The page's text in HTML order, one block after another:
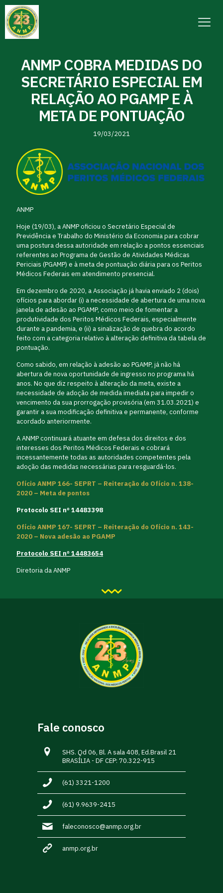
ANMP COBRA MEDIDAS DO
SECRETÁRIO ESPECIAL EM
RELAÇÃO AO PGAMP E À
META DE PONTUAÇÃO
19/03/2021
ANMP
Hoje (19/03), a ANMP oficiou o Secretário Especial de
Previdência e Trabalho do Ministério da Economia para cobrar
uma postura dessa autoridade em relação a pontos essenciais
referentes ao Programa de Gestão de Atividades Médicas
Periciais (PGAMP) e à meta de pontuação diária para os Peritos
Médicos Federais em atendimento presencial.
Em dezembro de 2020, a Associação já havia enviado 2 (dois)
ofícios para abordar (i) a necessidade de abertura de uma nova
janela de adesão ao PGAMP, como meio de fomentar a
produtividade dos Peritos Médicos Federais, especialmente
durante a pandemia, e (ii) a sinalização de quebra do acordo
feito com a categoria relativo à alteração definitiva da tabela de
pontuação.
Como sabido, em relação à adesão ao PGAMP, já não há
abertura de nova oportunidade de ingresso no programa há
anos. No que diz respeito à alteração da meta, existe a
necessidade de adoção de medida imediata para impedir o
vencimento da sua prorrogação provisória (em 31.03.2021) e
garantir a sua modificação definitiva e permanente, conforme
acordado anteriormente.
A ANMP continuará atuante em defesa dos direitos e dos
interesses dos Peritos Médicos Federais e cobrará
incessantemente todas as autoridades competentes pela
adoção das medidas necessárias para resguardá-los.
Ofício ANMP 166- SEPRT – Reiteração do Ofício n. 138-
2020 – Meta de pontos
Protocolo SEI nº 14483398
Ofício ANMP 167- SEPRT – Reiteração do Ofício n. 143-
2020 – Nova adesão ao PGAMP
Protocolo SEI nº 14483654
Diretoria da ANMP
Fale conosco
SHS. Qd 06, Bl. A sala 408, Ed.Brasil 21
BRASÍLIA - DF CEP: 70.322-915
(61) 3321-1200
(61) 9.9639-2415
faleconosco@anmp.org.br
anmp.org.br